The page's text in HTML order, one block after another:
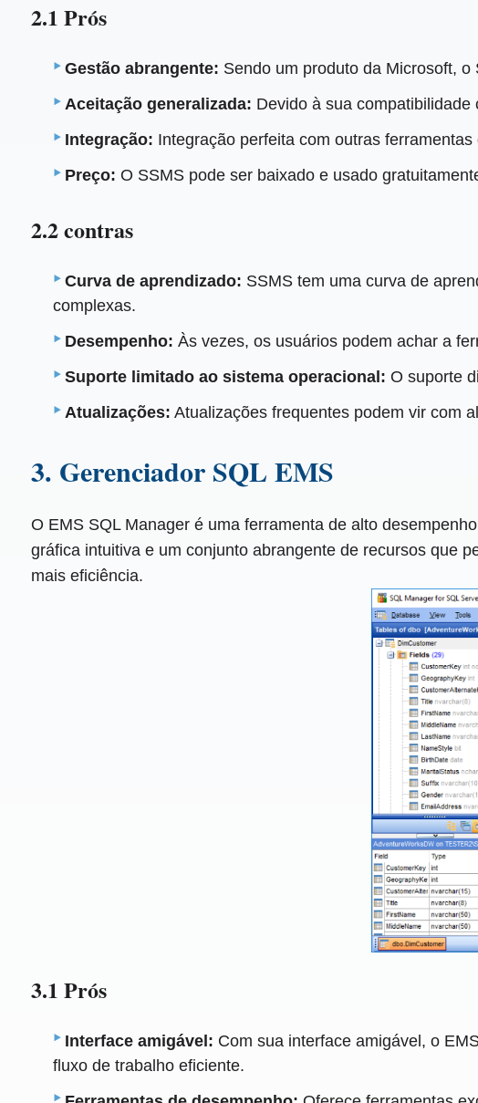
2.1 Prós
Gestão abrangente: Sendo um produto da Microsoft,
Aceitação generalizada: Devido à sua
Integração: Integração perfeita com outras
Preço: O SSMS pode ser baixado e usado
2.2 contras
Curva de aprendizado: SSMS tem uma curva de
complexas.
Desempenho: Às vezes, os usuários podem achar a
Suporte limitado ao sistema operacional: O suporte
Atualizações: Atualizações frequentes podem vir com
3. Gerenciador SQL EMS
O EMS SQL Manager é uma ferramenta de alto
gráfica intuitiva e um conjunto abrangente de recursos que
mais eficiência.
3.1 Prós
Interface amigável: Com sua interface amigável, o
fluxo de trabalho eficiente.